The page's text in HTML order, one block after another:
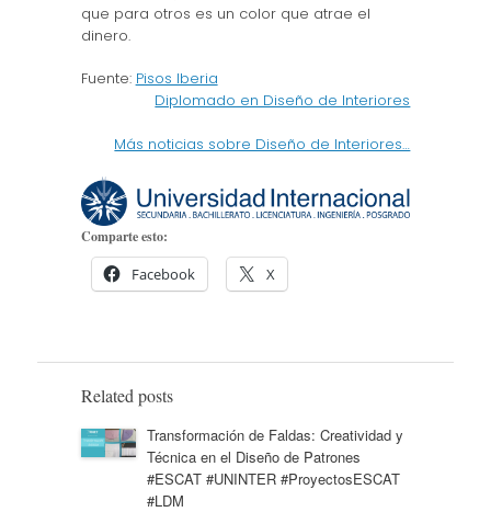
que para otros es un color que atrae el
dinero.
Fuente: Pisos Iberia
Diplomado en Diseño de Interiores
Más noticias sobre Diseño de Interiores…
Comparte esto:
Facebook X
Related posts
Transformación de Faldas: Creatividad y
Técnica en el Diseño de Patrones
#ESCAT #UNINTER #ProyectosESCAT
#LDM